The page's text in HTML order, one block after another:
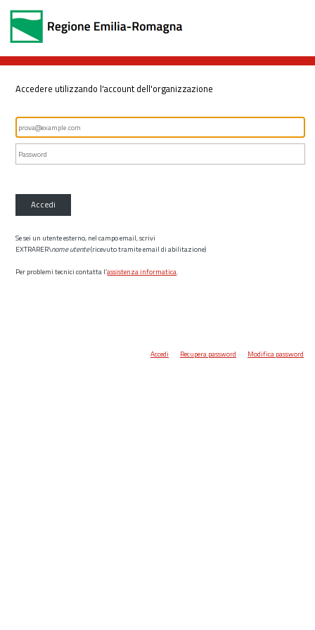
Accedere utilizzando l'account dell'organizzazione
Accedi
Se sei un utente esterno, nel campo email, scrivi
EXTRARER\nome utente(ricevuto tramite email di abilitazione)
Per problemi tecnici contatta l’assistenza informatica.
Accedi Recupera password Modifica password